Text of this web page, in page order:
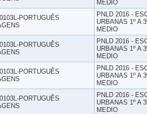
MEDIO
PORTUGUÊS
PNLD 2016 -
URBANAS 1º A
MEDIO
PORTUGUÊS
PNLD 2016 -
URBANAS 1º A
MEDIO
PORTUGUÊS
PNLD 2016 -
URBANAS 1º A
MEDIO
PORTUGUÊS
PNLD 2016 -
URBANAS 1º A
MEDIO